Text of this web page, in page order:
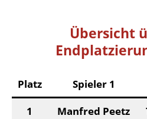
Übersicht
Platz Spieler 1
1
Manfred Peetz